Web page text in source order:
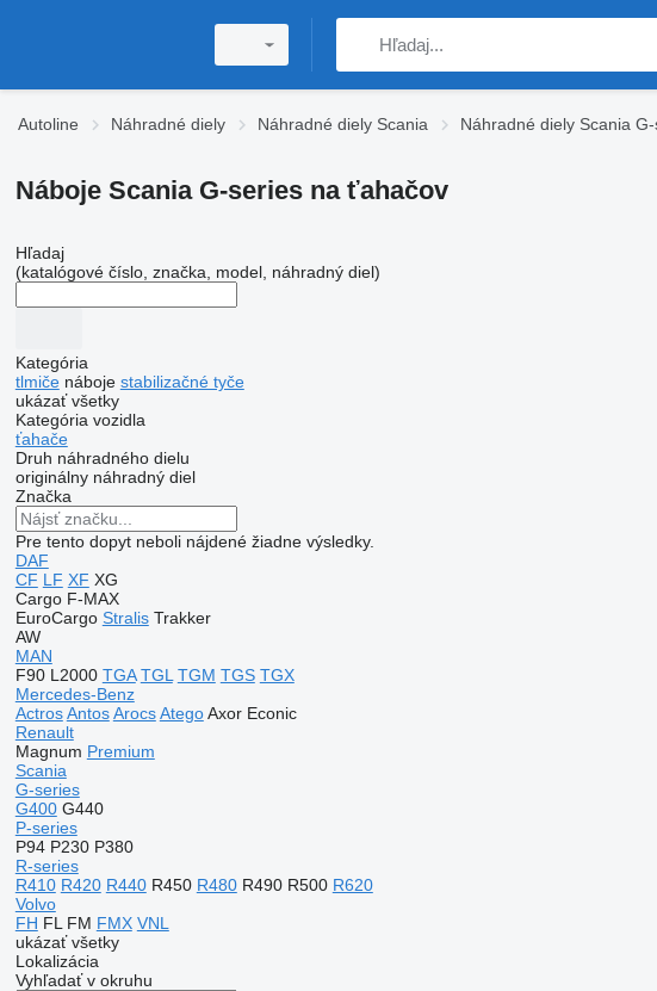
Autoline Náhradné diely Náhradné diely Scania Náhradné diely Scania
Náboje Scania G-series na ťahačov
Hľadaj
(katalógové číslo, značka, model, náhradný diel)
Kategória
tlmiče náboje stabilizačné tyče
ukázať všetky
Kategória vozidla
ťahače
Druh náhradného dielu
originálny náhradný diel
Značka
Pre tento dopyt neboli nájdené žiadne výsledky.
DAF
CF LF XF XG
Cargo F-MAX
EuroCargo Stralis Trakker
AW
MAN
F90 L2000 TGA TGL TGM TGS TGX
Mercedes-Benz
Actros Antos Arocs Atego Axor Econic
Renault
Magnum Premium
Scania
G-series
G400 G440
P-series
P94 P230 P380
R-series
R410 R420 R440 R450 R480 R490 R500 R620
Volvo
FH FL FM FMX VNL
ukázať všetky
Lokalizácia
Vyhľadať v okruhu